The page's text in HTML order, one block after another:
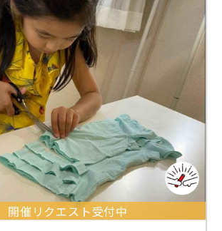
開催リクエスト受付中